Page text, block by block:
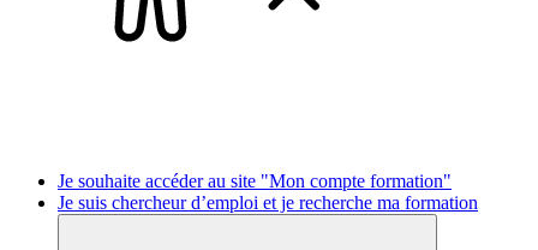
Je souhaite accéder au site "Mon compte formation"
Je suis chercheur d’emploi et je recherche ma formation